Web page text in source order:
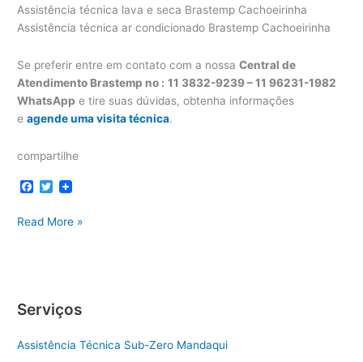
Assistência técnica lava e seca Brastemp Cachoeirinha
Assistência técnica ar condicionado Brastemp Cachoeirinha
Se preferir entre em contato com a nossaCentral de
Atendimento Brastemp no : 11 3832-9239 – 11 96231-1982
WhatsApp e tire suas dúvidas, obtenha informações
eagende uma visita técnica.
compartilhe
F
e
T
t
Assistência
Read More »
Serviços
Assistência Técnica Sub-Zero Mandaqui